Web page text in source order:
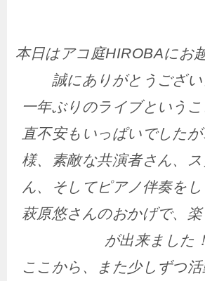
本日はアコ庭HIROBAにお
誠にありがとうござい
一年ぶりのライブという
直不安もいっぱいでした
様、素敵な共演者さん、
ん、そしてピアノ伴奏を
萩原悠さんのおかげで、
が出来ました！
ここから、また少しずつ